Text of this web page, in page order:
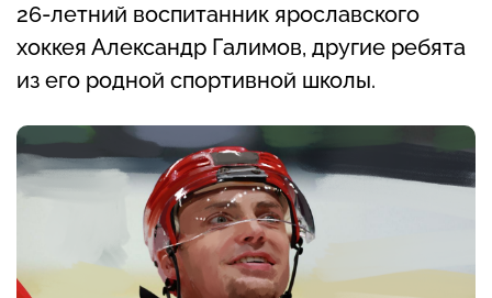
26-летний воспитанник ярославского
хоккея Александр Галимов, другие ребята
из его родной спортивной школы.